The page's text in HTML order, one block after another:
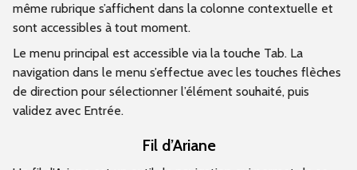
même rubrique s’affichent dans la colonne contextuelle et
sont accessibles à tout moment.
Le menu principal est accessible via la touche Tab. La
navigation dans le menu s’effectue avec les touches flèches
de direction pour sélectionner l’élément souhaité, puis
validez avec Entrée.
Fil d’Ariane